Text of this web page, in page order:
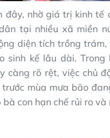
đây, nhờ giá trị kinh tế
tại nhiều xã miền
diện tích trồng trám,
sinh kế lâu dài. Trong
càng rõ rệt, việc chủ
mùa mưa bão
con hạn chế rủi ro và